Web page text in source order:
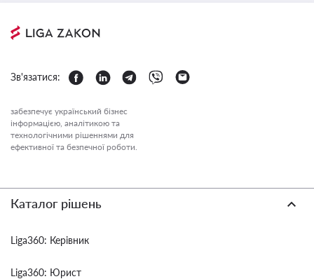
Зв'язатися:
забезпечує український бізнес
інформацією, аналітикою та
технологічними рішеннями для
ефективної та безпечної роботи.
Каталог рішень
Liga360: Керівник
Liga360: Юрист